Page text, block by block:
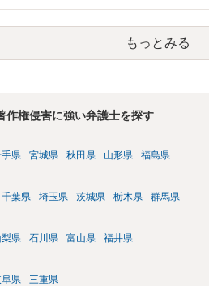
もっとみる
作権侵害に強い弁護士を探す
県 宮城県 秋田県 山形県 福島県
千葉県 埼玉県 茨城県 栃木県 群馬県
梨県 石川県 富山県 福井県
県 三重県